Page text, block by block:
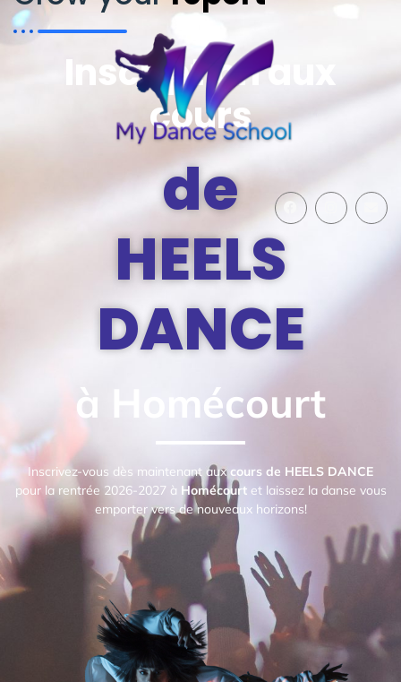
Inscription aux
cours
de
HEELS
DANCE
à Homécourt
Inscrivez-vous dès maintenant auxcours de HEELS DANCE
pour la rentrée 2026-2027 à Homécourtet laissez la danse vous
emporter vers de nouveaux horizons!